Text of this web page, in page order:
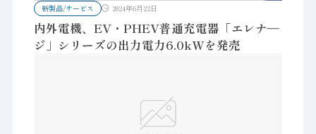
新製品/サービス 2024年6月22日
内外電機、EV・PHEV普通充電器「エレナ―
ジ」シリーズの出力電力6.0kWを発売